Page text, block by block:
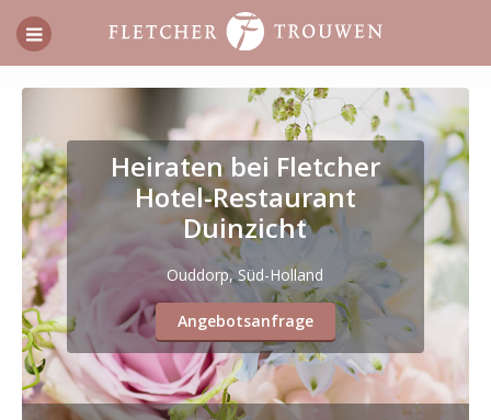
Heiraten bei Fletcher
Hotel-Restaurant
Duinzicht
Ouddorp, Süd-Holland
Angebotsanfrage